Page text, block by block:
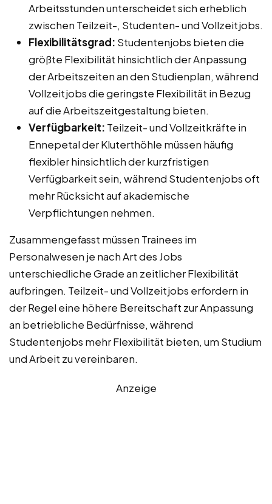
Arbeitsstunden unterscheidet sich erheblich
zwischen Teilzeit-, Studenten- und Vollzeitjobs.
Flexibilitätsgrad: Studentenjobs bieten die
größte Flexibilität hinsichtlich der Anpassung
der Arbeitszeiten an den Studienplan, während
Vollzeitjobs die geringste Flexibilität in Bezug
auf die Arbeitszeitgestaltung bieten.
Verfügbarkeit: Teilzeit- und Vollzeitkräfte in
Ennepetal der Kluterthöhle müssen häufig
flexibler hinsichtlich der kurzfristigen
Verfügbarkeit sein, während Studentenjobs oft
mehr Rücksicht auf akademische
Verpflichtungen nehmen.
Zusammengefasst müssen Trainees im
Personalwesen je nach Art des Jobs
unterschiedliche Grade an zeitlicher Flexibilität
aufbringen. Teilzeit- und Vollzeitjobs erfordern in
der Regel eine höhere Bereitschaft zur Anpassung
an betriebliche Bedürfnisse, während
Studentenjobs mehr Flexibilität bieten, um Studium
und Arbeit zu vereinbaren.
Anzeige